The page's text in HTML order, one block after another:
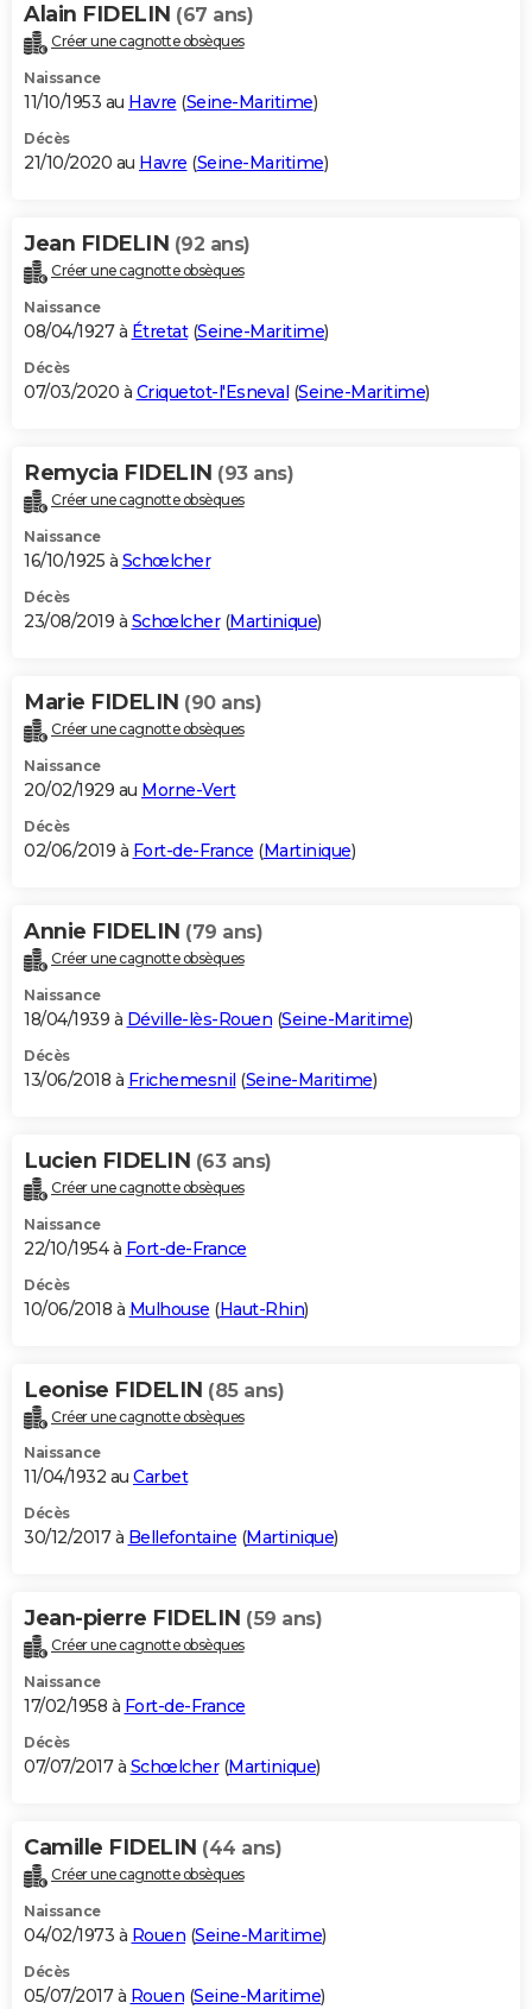
Alain FIDELIN (67 ans)
Créer une cagnotte obsèques
Naissance
11/10/1953 au Havre (Seine-Maritime)
Décès
21/10/2020 au Havre (Seine-Maritime)
Jean FIDELIN (92 ans)
Créer une cagnotte obsèques
Naissance
08/04/1927 à Étretat(Seine-Maritime)
Décès
07/03/2020 à Criquetot-l'Esneval (Seine-Maritime)
Remycia FIDELIN (93 ans)
Créer une cagnotte obsèques
Naissance
16/10/1925 à Schœlcher
Décès
23/08/2019 à Schœlcher(Martinique)
Marie FIDELIN (90 ans)
Créer une cagnotte obsèques
Naissance
20/02/1929 au Morne-Vert
Décès
02/06/2019 à Fort-de-France (Martinique)
Annie FIDELIN (79 ans)
Créer une cagnotte obsèques
Naissance
18/04/1939 à Déville-lès-Rouen (Seine-Maritime)
Décès
13/06/2018 à Frichemesnil (Seine-Maritime)
Lucien FIDELIN (63 ans)
Créer une cagnotte obsèques
Naissance
22/10/1954 à Fort-de-France
Décès
10/06/2018 à Mulhouse (Haut-Rhin)
Leonise FIDELIN (85 ans)
Créer une cagnotte obsèques
Naissance
11/04/1932 au Carbet
Décès
30/12/2017 à Bellefontaine (Martinique)
Jean-pierre FIDELIN (59 ans)
Créer une cagnotte obsèques
Naissance
17/02/1958 à Fort-de-France
Décès
07/07/2017 à Schœlcher(Martinique)
Camille FIDELIN (44 ans)
Créer une cagnotte obsèques
Naissance
04/02/1973 à Rouen (Seine-Maritime)
Décès
05/07/2017 à Rouen (Seine-Maritime)